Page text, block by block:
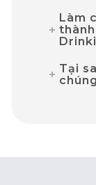
Làm
Tại